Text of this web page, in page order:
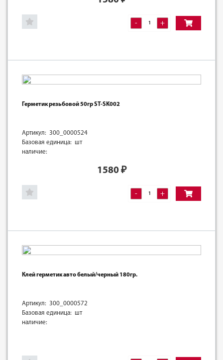
- +
Герметик резьбовой 50гр ST-SK002
Артикул: 300_0000524
Базовая единица: шт
наличие:
1580₽
- +
Клей герметик авто белый/черный 180гр.
Артикул: 300_0000572
Базовая единица: шт
наличие: